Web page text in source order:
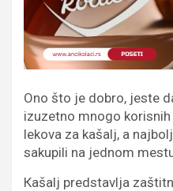
Ono što je dobro, jeste
izuzetno mnogo
lekova za kašalj, a
sakupili na jednom
Кašalj predstavlja